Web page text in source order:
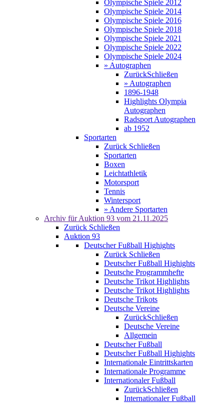
Olympische Spiele 2012
Olympische Spiele 2014
Olympische Spiele 2016
Olympische Spiele 2018
Olympische Spiele 2021
Olympische Spiele 2022
Olympische Spiele 2024
» Autographen
ZurückSchließen
» Autographen
1896-1948
Highlights Olympia
Autographen
Radsport Autographen
ab 1952
Sportarten
Zurück Schließen
Sportarten
Boxen
Leichtathletik
Motorsport
Tennis
Wintersport
» Andere Sportarten
Archiv für Auktion 93 vom 21.11.2025
Zurück Schließen
Auktion 93
Deutscher Fußball Highights
Zurück Schließen
Deutscher Fußball Highights
Deutsche Programmhefte
Deutsche Trikot Highlights
Deutsche Trikot Highlights
Deutsche Trikots
Deutsche Vereine
ZurückSchließen
Deutsche Vereine
Allgemein
Deutscher Fußball
Deutscher Fußball Highights
Internationale Eintrittskarten
Internationale Programme
Internationaler Fußball
ZurückSchließen
Internationaler Fußball